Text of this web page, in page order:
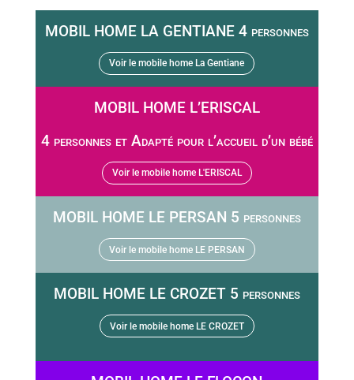
MOBIL HOME LA GENTIANE 4 personnes
Voir le mobile home La Gentiane
MOBIL HOME L’ERISCAL
4 personnes et Adapté pour l’accueil d’un bébé
Voir le mobile home L'ERISCAL
MOBIL HOME LE PERSAN 5 personnes
Voir le mobile home LE PERSAN
MOBIL HOME LE CROZET 5 personnes
Voir le mobile home LE CROZET